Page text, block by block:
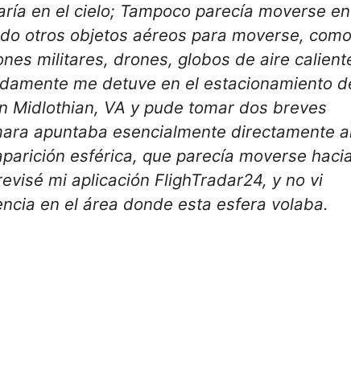
en el cielo; Tampoco parecía moverse en
otros objetos aéreos para moverse, como
militares, drones, globos de aire
me detuve en el estacionamiento
Midlothian, VA y pude tomar dos breves
apuntaba esencialmente directamente
esférica, que parecía moverse
mi aplicación FlighTradar24, y no vi
en el área donde esta esfera volaba.